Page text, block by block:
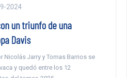
2024
un triunfo de una
Davis
Nicolás Jarry y Tomas Barrios se
y quedó entre los 12